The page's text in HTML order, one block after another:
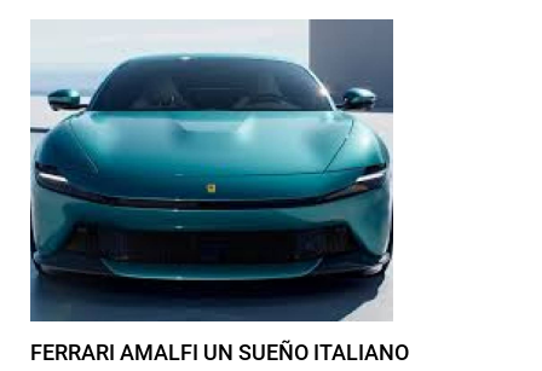
FERRARI AMALFI UN SUEÑO ITALIANO